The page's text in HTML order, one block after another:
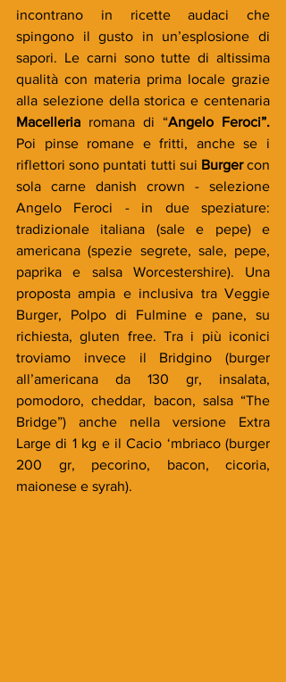
incontrano in ricette audaci che
spingono il gusto in un’esplosione di
sapori. Le carni sono tutte di altissima
qualità con materia prima locale grazie
alla selezione della storica e centenaria
Macelleria romana di “Angelo Feroci”.
Poi pinse romane e fritti, anche se i
riflettori sono puntati tutti sui Burger con
sola carne danish crown - selezione
Angelo Feroci - in due speziature:
tradizionale italiana (sale e pepe) e
americana (spezie segrete, sale, pepe,
paprika e salsa Worcestershire). Una
proposta ampia e inclusiva tra Veggie
Burger, Polpo di Fulmine e pane, su
richiesta, gluten free. Tra i più iconici
troviamo invece il Bridgino (burger
all’americana da 130 gr, insalata,
pomodoro, cheddar, bacon, salsa “The
Bridge”) anche nella versione Extra
Large di 1 kg e il Cacio ‘mbriaco (burger
200 gr, pecorino, bacon, cicoria,
maionese e syrah).